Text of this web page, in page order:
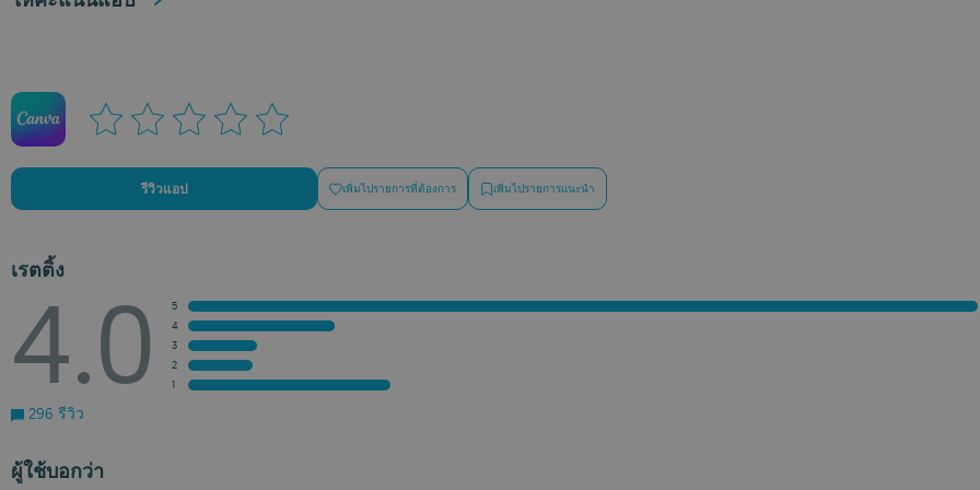
รีวิวแอป เพิ่มไปรายการที่ต้องการ เพิ่มไปรายการแนะนำ
เรตติ้ง
4.0
5
4
3
2
1
296 รีวิว
ผู้ใช้บอกว่า